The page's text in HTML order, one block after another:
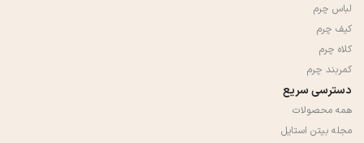
لباس چرم
کیف چرم
کلاه چرم
کمربند چرم
دسترسی سریع
همه محصولات
مجله بیتن استایل